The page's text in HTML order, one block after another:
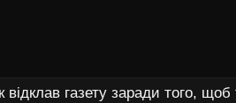
відклав газету заради того,